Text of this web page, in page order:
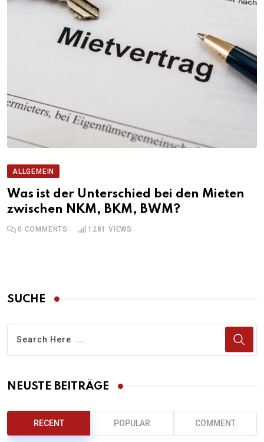
ALLGEMEIN
Was ist der Unterschied bei den Mieten
zwischen NKM, BKM, BWM?
0 COMMENTS 1281 VIEWS
SUCHE
NEUSTE BEITRÄGE
RECENT POPULAR COMMENT